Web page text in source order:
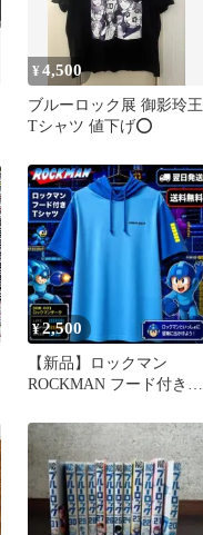
¥4,500
ブルーロック展 御影玲王
Tシャツ 値下げ⭕️
¥2,500
【新品】ロックマン
ROCKMAN フード付きT